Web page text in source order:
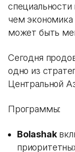
чем
может быть
Сегодня
одно из
Центральной
Программы:
Bolashak